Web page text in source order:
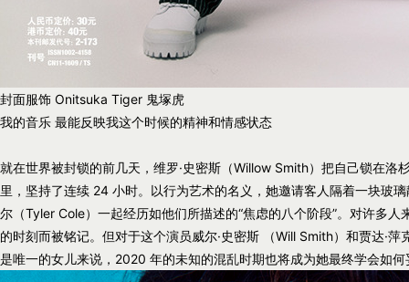
封面服饰 Onitsuka Tiger 鬼塚虎
我的音乐 最能反映我这个时候的精神和情感状态
就在世界被封锁的前几天，维罗·史密斯（Willow Smith）把自己锁在
里，坚持了连续 24 小时。以行为艺术的名义，她邀请客人隔着一块玻
尔（Tyler Cole）一起经历如他们所描述的“焦虑的八个阶段”。对许多
的时刻而被铭记。但对于这个演员威尔·史密斯 （Will Smith）和贾达·
是唯一的女儿来说，2020 年的未知的混乱时期也将成为她最终学会如